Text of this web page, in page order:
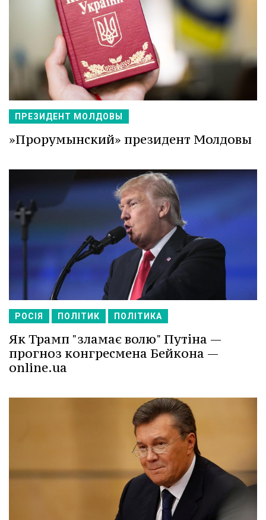
ПРЕЗИДЕНТ МОЛДОВЫ
»Прорумынский» президент Молдовы
РОСІЯ ПОЛІТИК ПОЛІТИКА
Як Трамп "зламає волю" Путіна —
прогноз конгресмена Бейкона —
online.ua